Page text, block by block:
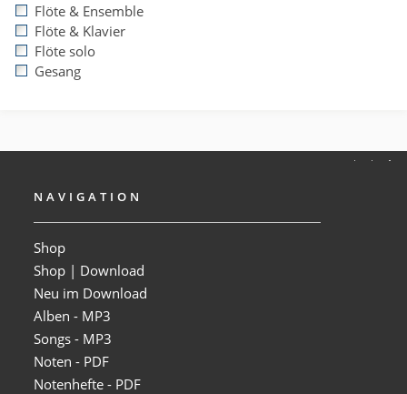
Flöte & Ensemble
Flöte & Klavier
Flöte solo
Gesang
NAVIGATION
Shop
Shop | Download
Neu im Download
Alben - MP3
Songs - MP3
Noten - PDF
Notenhefte - PDF